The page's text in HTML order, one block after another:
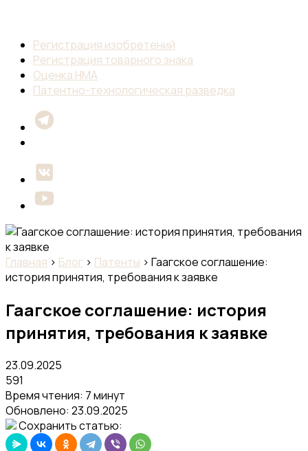
Регистрация изобретений
Регистрация товарного знака
Оценка НМА
Патентно-технологическая разведка
Главная › Блог › Патенты › Гаагское соглашение:
история принятия, требования к заявке
Гаагское соглашение: история
принятия, требования к заявке
23.09.2025
591
Время чтения: 7 минут
Обновлено: 23.09.2025
Сохранить статью: